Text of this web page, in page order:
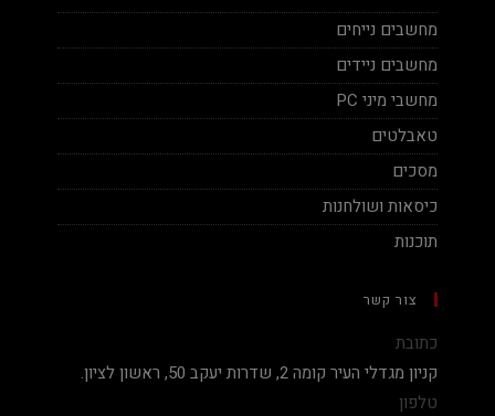
מחשבים נייחים
מחשבים ניידים
מחשבי מיני PC
טאבלטים
מסכים
כיסאות ושולחנות
תוכנות
צור קשר
כתובת
קניון מגדלי העיר קומה 2, שדרות יעקב 50, ראשון לציון.
טלפון